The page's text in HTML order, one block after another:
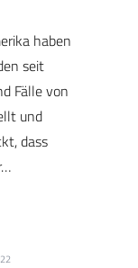
haben
seit
Fälle von
und
dass